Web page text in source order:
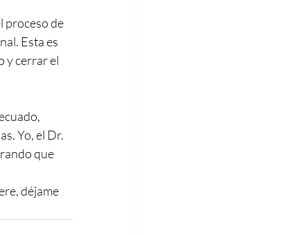
proceso de
Esta es
y cerrar el
Yo, el Dr.
que
déjame